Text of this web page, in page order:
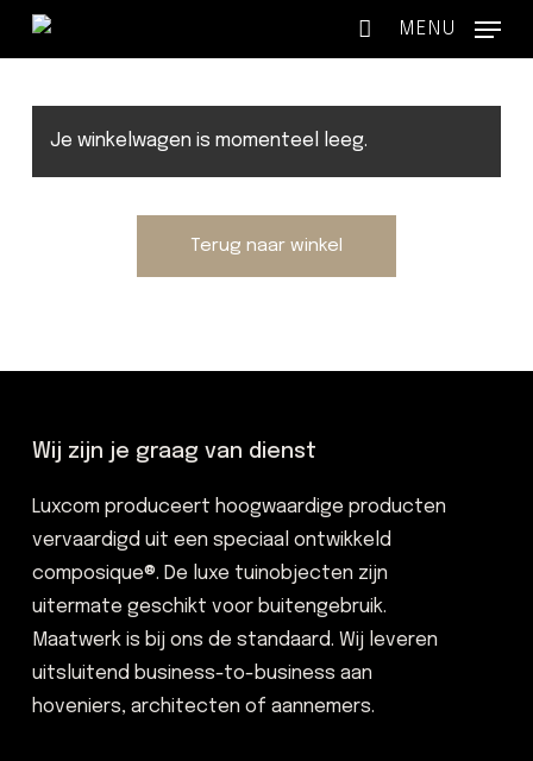
Skip
MENU
Je winkelwagen is momenteel leeg.
Terug naar winkel
Wij zijn je graag van dienst
Luxcom produceert hoogwaardige producten
vervaardigd uit een speciaal ontwikkeld
composique®. De luxe tuinobjecten zijn
uitermate geschikt voor buitengebruik.
Maatwerk is bij ons de standaard. Wij leveren
uitsluitend business-to-business aan
hoveniers, architecten of aannemers.